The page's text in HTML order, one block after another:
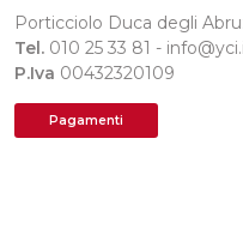
Porticciolo Duca degli
Tel. 010 25 33 81 -
P.Iva 00432320109
Pagamenti